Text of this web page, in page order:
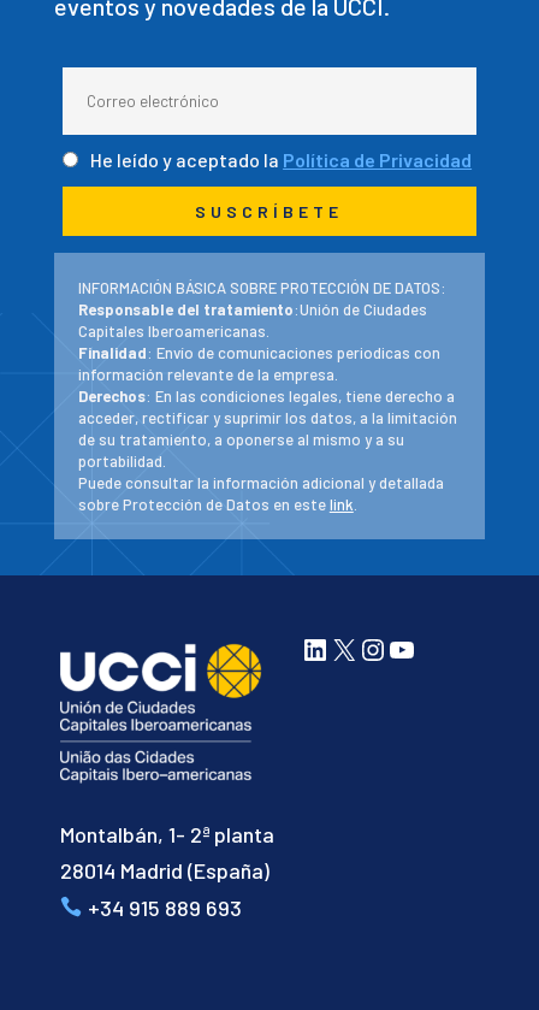
eventos y novedades de la UCCI.
He leído y aceptado la Política de Privacidad
INFORMACIÓN BÁSICA SOBRE PROTECCIÓN DE DATOS:
Responsable del tratamiento:Unión de Ciudades
Capitales Iberoamericanas.
Finalidad: Envío de comunicaciones periodicas con
información relevante de la empresa.
Derechos: En las condiciones legales, tiene derecho a
acceder, rectificar y suprimir los datos, a la limitación
de su tratamiento, a oponerse al mismo y a su
portabilidad.
Puede consultar la información adicional y detallada
sobre Protección de Datos en estelink
Montalbán, 1- 2ª planta
28014 Madrid (España)
+34 915 889 693
LinkedIn
X Instagram
YouTube